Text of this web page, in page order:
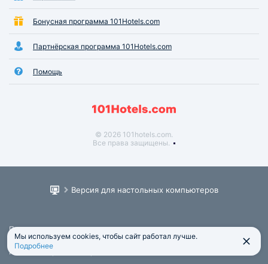
Бонусная программа 101Hotels.com
Партнёрская программа 101Hotels.com
Помощь
© 2026 101hotels.com.
Все права защищены.
Версия для настольных компьютеров
Пользовательское соглашение
Юридическая информация
Политика обработки персональных данных
Мы используем cookies, чтобы сайт работал лучше.
Подробнее